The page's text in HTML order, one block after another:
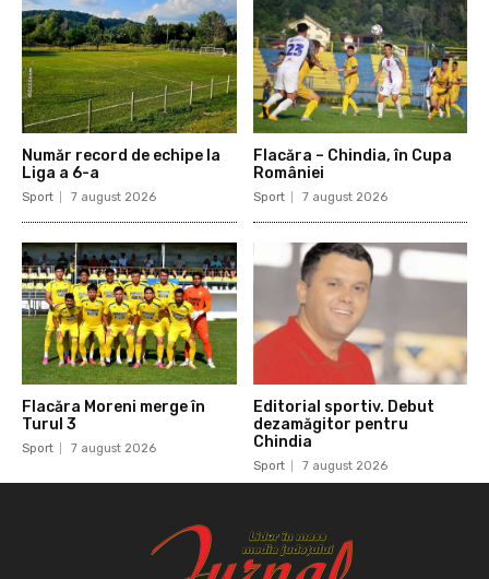
Număr record de echipe la
Liga a 6-a
Sport 7 august 2026
Flacăra – Chindia, în Cupa
României
Sport 7 august 2026
Flacăra Moreni merge în
Turul 3
Sport 7 august 2026
Editorial sportiv. Debut
dezamăgitor pentru
Chindia
Sport 7 august 2026